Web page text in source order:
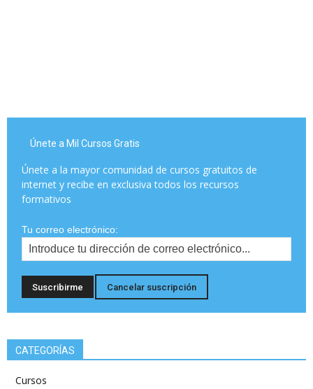
Únete a Mil Cursos Gratis
Únete a la mayor comunidad de cursos gratuitos de
internet y recibe en exclusiva todos los recursos
formativos
Tu correo electrónico:
CATEGORÍAS
Cursos